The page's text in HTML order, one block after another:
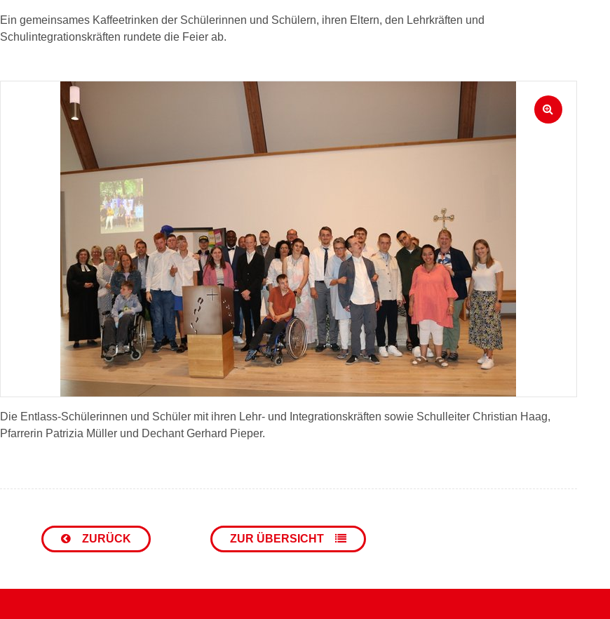
Ein gemeinsames Kaffeetrinken der Schülerinnen und Schülern, ihren Eltern, den Lehrkräften und
Schulintegrationskräften rundete die Feier ab.
Die Entlass-Schülerinnen und Schüler mit ihren Lehr- und Integrationskräften sowie Schulleiter Christian Haag,
Pfarrerin Patrizia Müller und Dechant Gerhard Pieper.
ZURÜCK ZUR ÜBERSICHT